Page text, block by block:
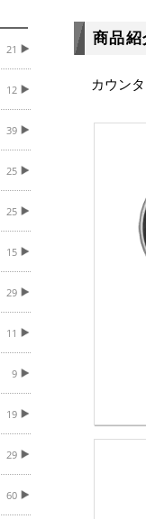
21
12
39
25
25
15
29
11
9
19
29
60
商品紹
カウン